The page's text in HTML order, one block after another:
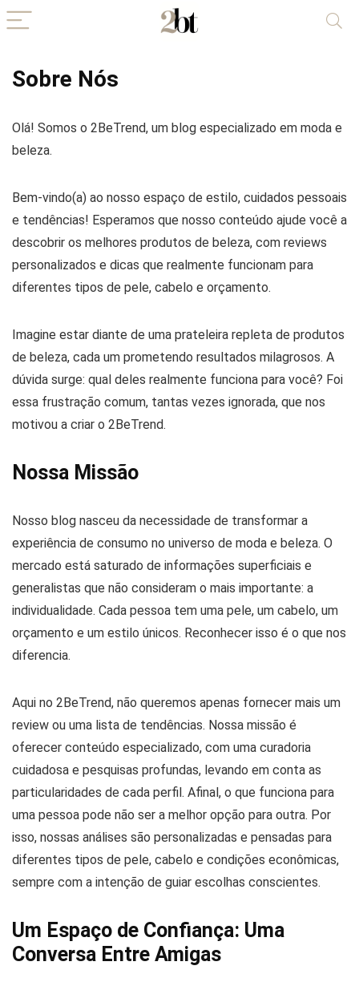
Sobre Nós
Olá! Somos o 2BeTrend, um blog especializado em moda e
beleza.
Bem-vindo(a) ao nosso espaço de estilo, cuidados pessoais
e tendências! Esperamos que nosso conteúdo ajude você a
descobrir os melhores produtos de beleza, com reviews
personalizados e dicas que realmente funcionam para
diferentes tipos de pele, cabelo e orçamento.
Imagine estar diante de uma prateleira repleta de produtos
de beleza, cada um prometendo resultados milagrosos. A
dúvida surge: qual deles realmente funciona para você? Foi
essa frustração comum, tantas vezes ignorada, que nos
motivou a criar o 2BeTrend.
Nossa Missão
Nosso blog nasceu da necessidade de transformar a
experiência de consumo no universo de moda e beleza. O
mercado está saturado de informações superficiais e
generalistas que não consideram o mais importante: a
individualidade. Cada pessoa tem uma pele, um cabelo, um
orçamento e um estilo únicos. Reconhecer isso é o que nos
diferencia.
Aqui no 2BeTrend, não queremos apenas fornecer mais um
review ou uma lista de tendências. Nossa missão é
oferecer conteúdo especializado, com uma curadoria
cuidadosa e pesquisas profundas, levando em conta as
particularidades de cada perfil. Afinal, o que funciona para
uma pessoa pode não ser a melhor opção para outra. Por
isso, nossas análises são personalizadas e pensadas para
diferentes tipos de pele, cabelo e condições econômicas,
sempre com a intenção de guiar escolhas conscientes.
Um Espaço de Confiança: Uma
Conversa Entre Amigas